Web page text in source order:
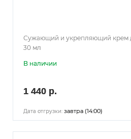
Сужающий и укрепляющий крем
30 мл
В наличии
1 440 р.
Дата отгрузки: завтра (14:00)